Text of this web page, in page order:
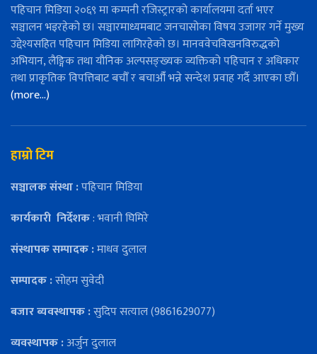
पहिचान मिडिया २०६९ मा कम्पनी रजिस्ट्रारको कार्यालयमा दर्ता भएर
सञ्चालन भइरहेको छ। सञ्चारमाध्यमबाट जनचासोका विषय उजागर गर्ने मुख्य
उद्देश्यसहित पहिचान मिडिया लागिरहेको छ। मानववेचविखनविरुद्धको
अभियान, लैङ्गिक तथा यौनिक अल्पसङ्ख्यक व्यक्तिको पहिचान र अधिकार
तथा प्राकृतिक विपत्तिबाट बचौँ र बचाऔँ भन्ने सन्देश प्रवाह गर्दै आएका छौँ।
(more…)
हाम्रो टिम
सञ्चालक संस्था :पहिचान मिडिया
कार्यकारी निर्देशक: भवानी घिमिरे
संस्थापक सम्पादक :माधव दुलाल
सम्पादक :सोहम सुवेदी
बजार ब्यवस्थापक :सुदिप सत्याल (9861629077)
व्यवस्थापक :अर्जुन दुलाल